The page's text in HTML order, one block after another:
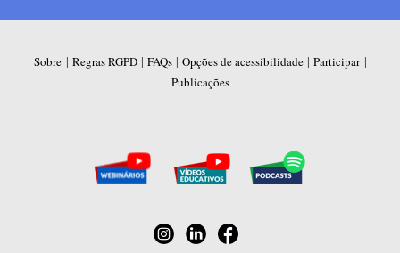
Sobre | Regras RGPD| FAQs| Opções de acessibilidade| Participar|
Publicações